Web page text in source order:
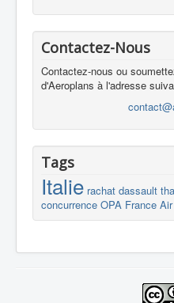
Contactez-Nous
Contactez-nous ou
d'Aeroplans à l'adresse
Tags
Italie rachat dassault
concurrence OPA France